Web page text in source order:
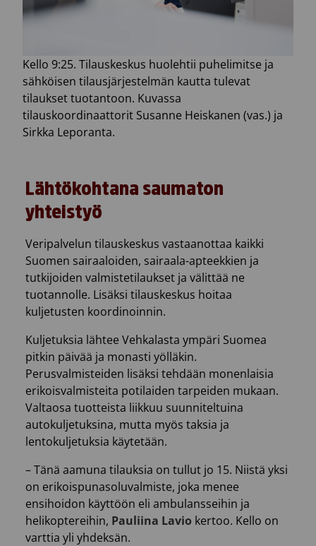
Kello 9:25. Tilauskeskus huolehtii puhelimitse ja
sähköisen tilausjärjestelmän kautta tulevat
tilaukset tuotantoon. Kuvassa
tilauskoordinaattorit Susanne Heiskanen (vas.) ja
Sirkka Leporanta.
Lähtökohtana saumaton
yhteistyö
Veripalvelun tilauskeskus vastaanottaa kaikki
Suomen sairaaloiden, sairaala-apteekkien ja
tutkijoiden valmistetilaukset ja välittää ne
tuotannolle. Lisäksi tilauskeskus hoitaa
kuljetusten koordinoinnin.
Kuljetuksia lähtee Vehkalasta ympäri Suomea
pitkin päivää ja monasti yölläkin.
Perusvalmisteiden lisäksi tehdään monenlaisia
erikoisvalmisteita potilaiden tarpeiden mukaan.
Valtaosa tuotteista liikkuu suunniteltuina
autokuljetuksina, mutta myös taksia ja
lentokuljetuksia käytetään.
– Tänä aamuna tilauksia on tullut jo 15. Niistä yksi
on erikoispunasoluvalmiste, joka menee
ensihoidon käyttöön eli ambulansseihin ja
helikoptereihin, Pauliina Lavio kertoo. Kello on
varttia yli yhdeksän.